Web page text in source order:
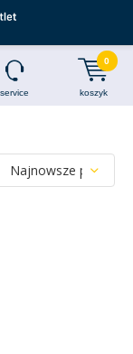
service koszyk
0